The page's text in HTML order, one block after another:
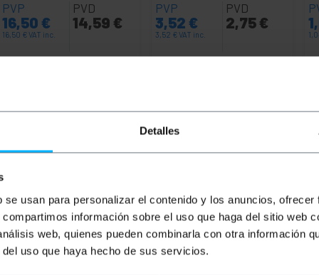
Detalles
usan para personalizar el contenido y los anuncios,
información sobre el uso que haga del sitio web
web, quienes pueden combinarla con otra información
uso que haya hecho de sus servicios.
PVP
16,50 €
16,50 €VAT inc.
PVD
14,59 €
PVP
3,52 €
3,52 €VAT inc.
PVD
2,75 €